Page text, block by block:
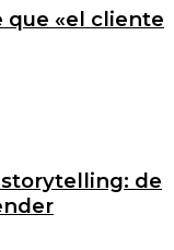
que «el cliente
de